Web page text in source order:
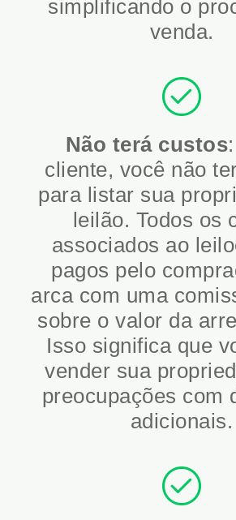
simplificando o
venda.
Não terá custos
cliente, você não
para listar sua
leilão. Todos os
associados ao
pagos pelo
arca com uma
sobre o valor da
Isso significa que
vender sua
preocupações com
adicionais.